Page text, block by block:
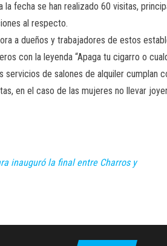
la fecha se han realizado 60 visitas,
al respecto.
a dueños y trabajadores de estos
con la leyenda “Apaga tu cigarro o
servicios de salones de alquiler
en el caso de las mujeres no llevar
inauguró la final entre Charros y